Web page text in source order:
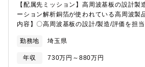
https://www.denso.com/jp/ja/driven-
power-semiconductor/④当部の組織風土
https://www.denso.com/jp/ja/driven-
ン全体の品質向上に挑戦できる職場です。
質強化Gは、トヨタのサプライチェーン全
的に、仕入先の品質改善活動や未然防止活
今後は従来の品質改善活動に加え、AIやDX
両立を目指しています。また、AI画像検査
【配属先ミッション】高周波基板の設計製
ーション解析銅箔が使われている高周波製
内容】〇高周波基板の設計/製造/評価を担
板)の作成・基板材料の電気測定(Dk/Df)・
基板の設計・シミュレーションツールを使
ミュレーション※伝送線路の電磁界解析（
勤務地 埼玉県
年収 730万円～880万円